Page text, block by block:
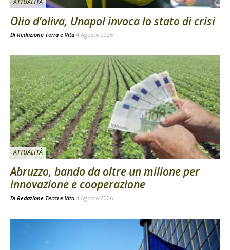
Olio d’oliva, Unapol invoca lo stato di crisi
Di Redazione Terra e Vita 4 Agosto 2026
ATTUALITÀ
Abruzzo, bando da oltre un milione per
innovazione e cooperazione
Di Redazione Terra e Vita 4 Agosto 2026